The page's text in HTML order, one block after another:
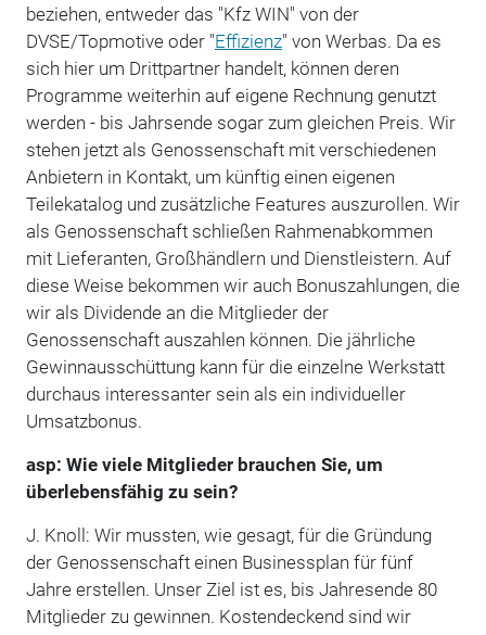
beziehen, entweder das "Kfz WIN" von der
DVSE/Topmotive oder "Effizienz" von Werbas. Da es
sich hier um Drittpartner handelt, können deren
Programme weiterhin auf eigene Rechnung genutzt
werden - bis Jahrsende sogar zum gleichen Preis. Wir
stehen jetzt als Genossenschaft mit verschiedenen
Anbietern in Kontakt, um künftig einen eigenen
Teilekatalog und zusätzliche Features auszurollen. Wir
als Genossenschaft schließen Rahmenabkommen
mit Lieferanten, Großhändlern und Dienstleistern. Auf
diese Weise bekommen wir auch Bonuszahlungen, die
wir als Dividende an die Mitglieder der
Genossenschaft auszahlen können. Die jährliche
Gewinnausschüttung kann für die einzelne Werkstatt
durchaus interessanter sein als ein individueller
Umsatzbonus.
asp: Wie viele Mitglieder brauchen Sie, um
überlebensfähig zu sein?
J. Knoll: Wir mussten, wie gesagt, für die Gründung
der Genossenschaft einen Businessplan für fünf
Jahre erstellen. Unser Ziel ist es, bis Jahresende 80
Mitglieder zu gewinnen. Kostendeckend sind wir